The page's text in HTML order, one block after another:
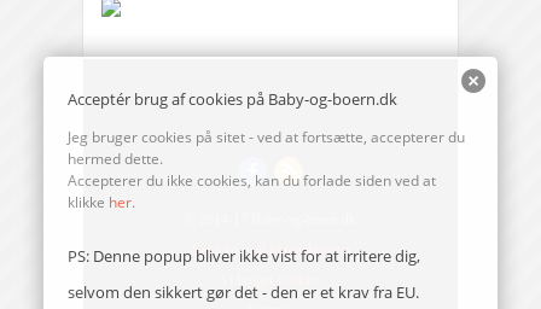
Send en mail til redaktionen
Acceptér brug af cookies på Baby-og-boern.dk
Jeg bruger cookies på sitet - ved at fortsætte, accepterer du
hermed dette.
Accepterer du ikke cookies, kan du forlade siden ved at
klikke her.
PS: Denne popup bliver ikke vist for at irritere dig,
selvom den sikkert gør det - den er et krav fra EU.